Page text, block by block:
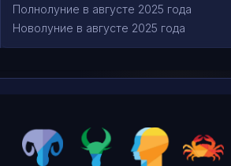
Полнолуние в августе 2025 года
Новолуние в августе 2025 года